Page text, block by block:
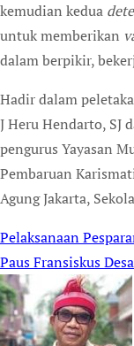
kemudian kedua
untuk memberikan
dalam berpikir,
Hadir dalam
J Heru Hendarto, SJ
pengurus Yayasan
Pembaruan
Agung Jakarta,
Post
navigation
Pelaksanaan
Paus Fransiskus